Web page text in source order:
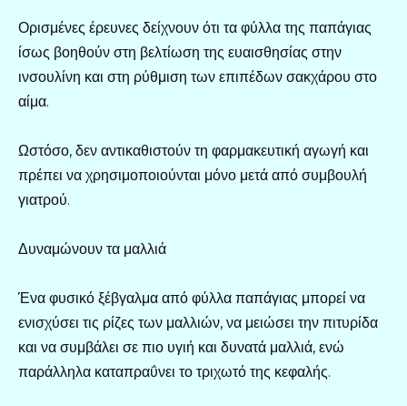
Ορισμένες έρευνες δείχνουν ότι τα φύλλα της παπάγιας
ίσως βοηθούν στη βελτίωση της ευαισθησίας στην
ινσουλίνη και στη ρύθμιση των επιπέδων σακχάρου στο
αίμα.
Ωστόσο, δεν αντικαθιστούν τη φαρμακευτική αγωγή και
πρέπει να χρησιμοποιούνται μόνο μετά από συμβουλή
γιατρού.
Δυναμώνουν τα μαλλιά
Ένα φυσικό ξέβγαλμα από φύλλα παπάγιας μπορεί να
ενισχύσει τις ρίζες των μαλλιών, να μειώσει την πιτυρίδα
και να συμβάλει σε πιο υγιή και δυνατά μαλλιά, ενώ
παράλληλα καταπραΰνει το τριχωτό της κεφαλής.